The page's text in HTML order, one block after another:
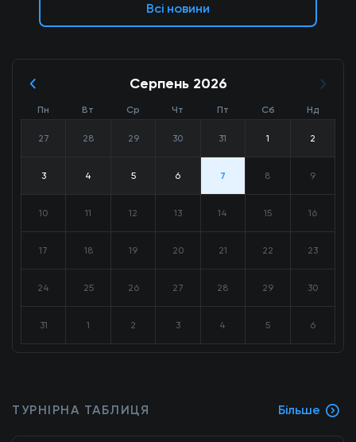
Всі новини
Серпень 2026
Пн Вт Ср Чт Пт Сб Нд
27 28 29 30 31 1 2
3 4 5 6 7 8 9
10 11 12 13 14 15 16
17 18 19 20 21 22 23
24 25 26 27 28 29 30
31 1 2 3 4 5 6
ТУРНІРНА ТАБЛИЦЯ Більше